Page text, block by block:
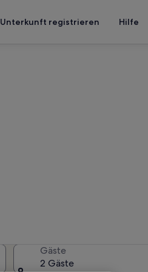
Unterkunft registrieren Hilfe
Gäste
2 Gäste